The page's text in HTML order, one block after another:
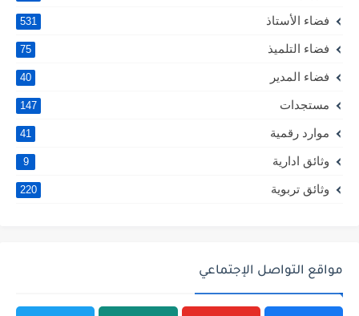
فضاء الأستاذ 531
فضاء التلميذ 75
فضاء المدير 40
مستجدات 147
موارد رقمية 41
وثائق ادارية 9
وثائق تربوية 220
مواقع التواصل الإجتماعي